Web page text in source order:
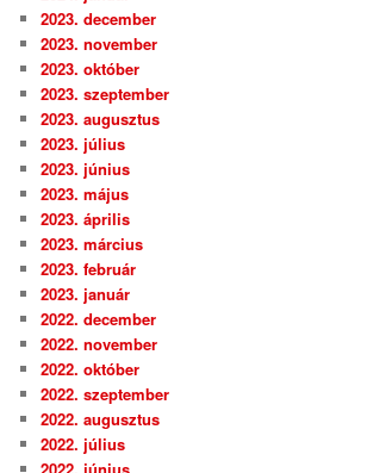
2023. december
2023. november
2023. október
2023. szeptember
2023. augusztus
2023. július
2023. június
2023. május
2023. április
2023. március
2023. február
2023. január
2022. december
2022. november
2022. október
2022. szeptember
2022. augusztus
2022. július